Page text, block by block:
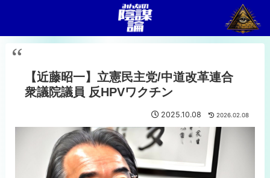
【近藤昭一】立憲民主党/中道改革連合
衆議院議員 反HPVワクチン
2025.10.08 2026.02.08